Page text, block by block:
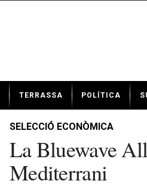
t
TERRASSA POLÍTICA
SELECCIÓ ECONÒMICA
La Bluewave
Mediterrani